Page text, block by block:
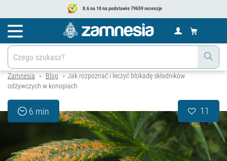
8.6 na 10 na podstawie 79659 recenzje
Zamnesia > Blog > Jak rozpoznać i leczyć blokadę składników
odżywczych w konopiach
6 min 11